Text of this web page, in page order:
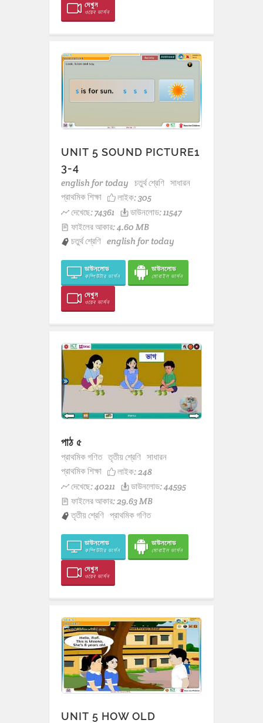
দেখুন
ওয়েব ভার্সন
UNIT 5 SOUND PICTURE1
3-4
english for today চতুর্থ শ্রেণি সাধারন
প্রাথমিক শিক্ষা
লাইক:305
দেখেছে: 74361
ডাউনলোড: 11547
ফাইলের আকার: 4.60 MB
চতুর্থ শ্রেণি english for today
ডাউনলোড
কম্পিউটার ভার্সন
ডাউনলোড
মোবাইল ভার্সন
দেখুন
ওয়েব ভার্সন
পাঠ ৫
প্রাথমিক গণিত তৃতীয় শ্রেণি সাধারন
প্রাথমিক শিক্ষা
লাইক:248
দেখেছে: 40211
ডাউনলোড: 44595
ফাইলের আকার: 29.63 MB
তৃতীয় শ্রেণি প্রাথমিক গণিত
ডাউনলোড
কম্পিউটার ভার্সন
ডাউনলোড
মোবাইল ভার্সন
দেখুন
ওয়েব ভার্সন
UNIT 5 HOW OLD